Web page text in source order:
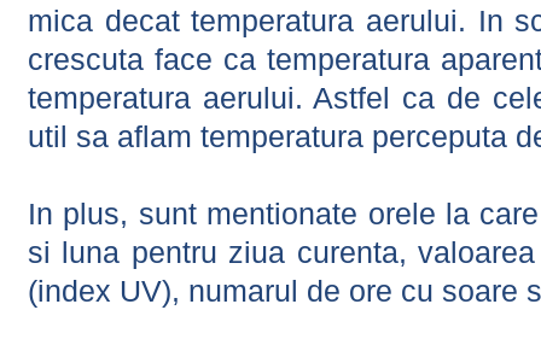
mica decat temperatura aerului. In
crescuta face ca temperatura
temperatura aerului. Astfel ca de
util sa aflam temperatura perceputa
In plus, sunt mentionate orele la
si luna pentru ziua curenta,
(index UV), numarul de ore cu soare